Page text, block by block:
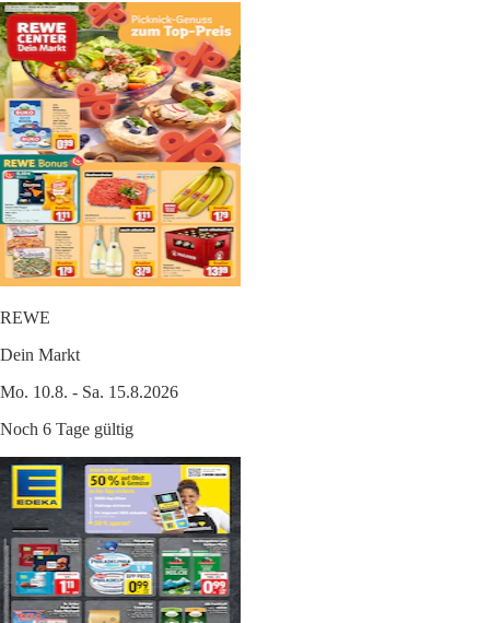
REWE
Dein Markt
Mo. 10.8. - Sa. 15.8.2026
Noch 6 Tage gültig